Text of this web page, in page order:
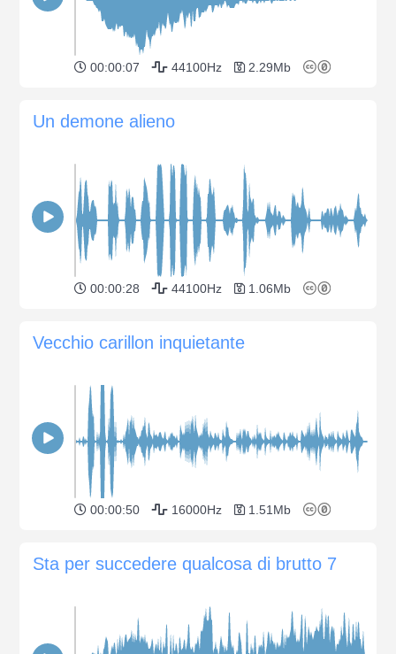
00:00:07 44100Hz 2.29Mb
Un demone alieno
00:00:28 44100Hz 1.06Mb
Vecchio carillon inquietante
00:00:50 16000Hz 1.51Mb
Sta per succedere qualcosa di brutto 7